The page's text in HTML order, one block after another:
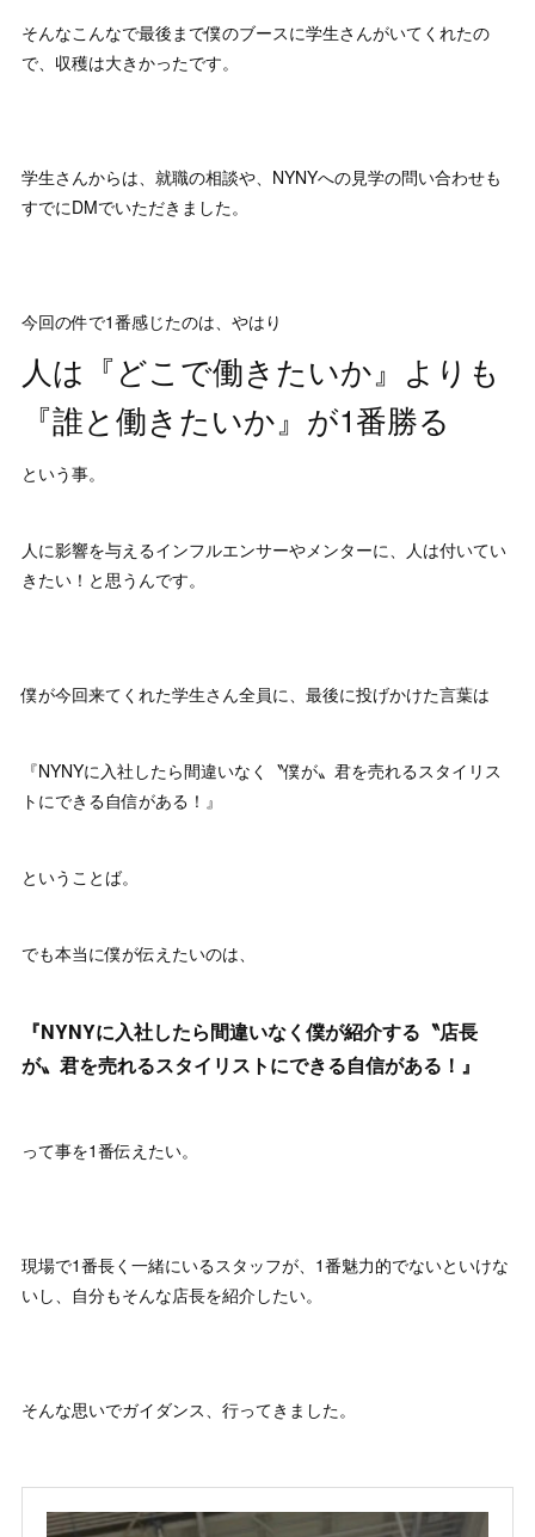
そんなこんなで最後まで僕のブースに学生さんがいてくれたの
で、収穫は大きかったです。
学生さんからは、就職の相談や、NYNYへの見学の問い合わせも
すでにDMでいただきました。
今回の件で1番感じたのは、やはり
人は『どこで働きたいか』よりも
『誰と働きたいか』が1番勝る
という事。
人に影響を与えるインフルエンサーやメンターに、人は付いてい
きたい！と思うんです。
僕が今回来てくれた学生さん全員に、最後に投げかけた言葉は
『NYNYに入社したら間違いなく〝僕が〟君を売れるスタイリス
トにできる自信がある！』
ということば。
でも本当に僕が伝えたいのは、
『NYNYに入社したら間違いなく僕が紹介する〝店長
が〟君を売れるスタイリストにできる自信がある！』
って事を1番伝えたい。
現場で1番長く一緒にいるスタッフが、1番魅力的でないといけな
いし、自分もそんな店長を紹介したい。
そんな思いでガイダンス、行ってきました。